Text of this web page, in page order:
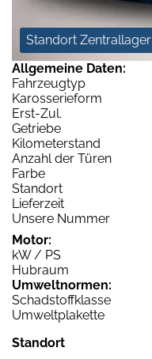
Standort Zentrallager
Allgemeine Daten:
Fahrzeugtyp
Karosserieform
Erst-Zul.
Getriebe
Kilometerstand
Anzahl der Türen
Farbe
Standort
Lieferzeit
Unsere Nummer
Motor:
kW / PS
Hubraum
Umweltnormen:
Schadstoffklasse
Umweltplakette
Standort